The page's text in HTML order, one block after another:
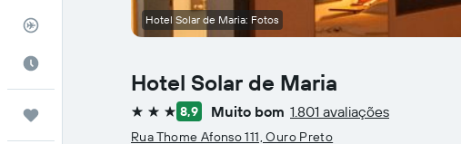
Rastreador de voos
Hotel Solar de Maria
3 estrelas8,9 Muito bom 1.801 avaliações
Rua Thome Afonso 111, Ouro Preto
Hotel Solar de Maria: Fotos